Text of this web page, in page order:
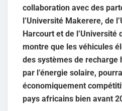
collaboration avec des
l’Université Makerere, de
Harcourt et de l’Université
montre que les véhicules
des systèmes de recharge
par l’énergie solaire,
économiquement
pays africains bien avant